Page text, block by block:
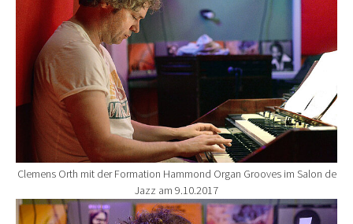
Clemens Orth mit der Formation Hammond Organ Grooves im Salon de
Jazz am 9.10.2017
Show larger version for: